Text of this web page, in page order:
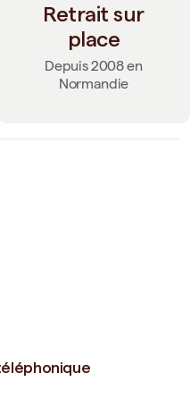
Retrait sur
place
Depuis 2008 en
Normandie